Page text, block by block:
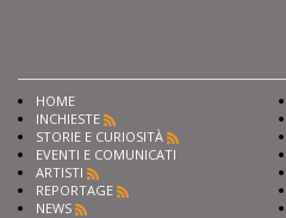
HOME
INCHIESTE
STORIE E CURIOSITÀ
EVENTI E COMUNICATI
ARTISTI
REPORTAGE
NEWS